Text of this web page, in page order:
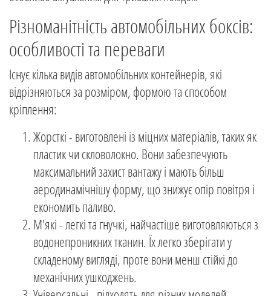
Різноманітність автомобільних боксів:
особливості та переваги
Існує кілька видів автомобільних контейнерів, які
відрізняються за розміром, формою та способом
кріплення:
Жорсткі - виготовлені із міцних матеріалів, таких як
пластик чи скловолокно. Вони забезпечують
максимальний захист вантажу і мають більш
аеродинамічнішу форму, що знижує опір повітря і
економить паливо.
М'які - легкі та гнучкі, найчастіше виготовляються з
водонепроникних тканин. Їх легко зберігати у
складеному вигляді, проте вони менш стійкі до
механічних ушкоджень.